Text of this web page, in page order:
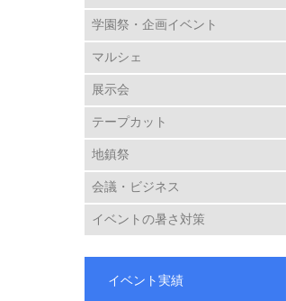
学園祭・企画イベント
マルシェ
展示会
テープカット
地鎮祭
会議・ビジネス
イベントの暑さ対策
イベント実績